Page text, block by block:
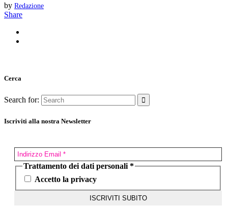
by Redazione
Share
Cerca
Search for:
Iscriviti alla nostra Newsletter
Trattamento dei dati personali *
Accetto la privacy